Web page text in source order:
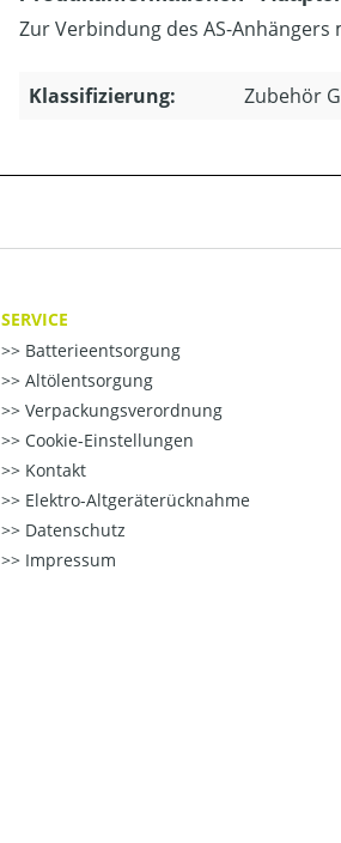
Zur Verbindung des AS-
Klassifizierung: Zubehör
SERVICE
Batterieentsorgung
Altölentsorgung
Verpackungsverordnung
Cookie-Einstellungen
Kontakt
Elektro-Altgeräterücknahme
Datenschutz
Impressum